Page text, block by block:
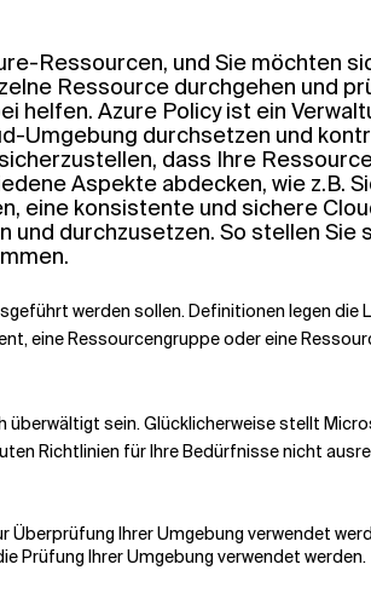
Ressourcen, und Sie möchten
Ressource durchgehen und
helfen. Azure Policy ist ein
Umgebung durchsetzen und
dass Ihre
Aspekte abdecken, wie z.B.
eine konsistente und sichere
durchzusetzen. So stellen
werden sollen. Definitionen legen die
eine Ressourcengruppe oder eine
sein. Glücklicherweise stellt
Richtlinien für Ihre Bedürfnisse nicht
Ihrer Umgebung verwendet
Prüfung Ihrer Umgebung verwendet werden.